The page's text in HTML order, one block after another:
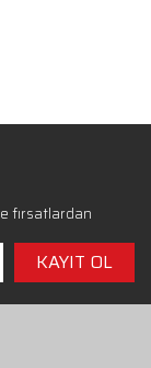
fırsatlardan